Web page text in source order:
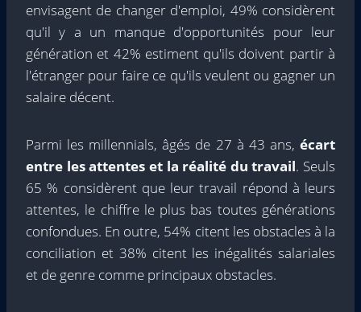
envisagent de changer d'emploi, 49% considèrent
qu'il y a un manque d'opportunités pour leur
génération et 42% estiment qu'ils doivent partir à
l'étranger pour faire ce qu'ils veulent ou gagner un
salaire décent.
Parmi les millennials, âgés de 27 à 43 ans, écart
entre les attentes et la réalité du travail. Seuls
65 % considèrent que leur travail répond à leurs
attentes, le chiffre le plus bas toutes générations
confondues. En outre, 54% citent les obstacles à la
conciliation et 38% citent les inégalités salariales
et de genre comme principaux obstacles.